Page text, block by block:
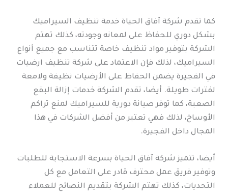
كما تقدم شركة آفاق الحياة خدمة تنظيف السيراميك
بشكل دوري للحفاظ على لمعانه وجودته، كذلك تهتم
الشركة بتوفير مواد تنظيف خاصة تتناسب مع جميع أنواع
السيراميك، لذلك فإن الاعتماد على شركة تنظيف ارضيات
في الفجيرة يضمن الحفاظ على الأرضيات نظيفة ولامعة
لفترات طويلة. أيضا، تقدم الشركة خدمات إزالة البقع
الصعبة، كما توفر صيانة دورية للسيراميك لمنع تراكم
الأوساخ، لذلك فهي تعتبر من أفضل الشركات في هذا
المجال داخل الفجيرة.
أيضا، تتميز شركة آفاق الحياة بسرعة الاستجابة للطلبات
وتوفير فريق عمل محترف قادر على التعامل مع كل
التحديات، كذلك تهتم الشركة بتقديم النصائح للعملاء